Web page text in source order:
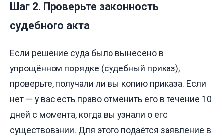
Шаг 2. Проверьте законность
судебного акта
Если решение суда было вынесено в
упрощённом порядке (судебный приказ),
проверьте, получали ли вы копию приказа. Если
нет — у вас есть право отменить его в течение 10
дней с момента, когда вы узнали о его
существовании. Для этого подаётся заявление в